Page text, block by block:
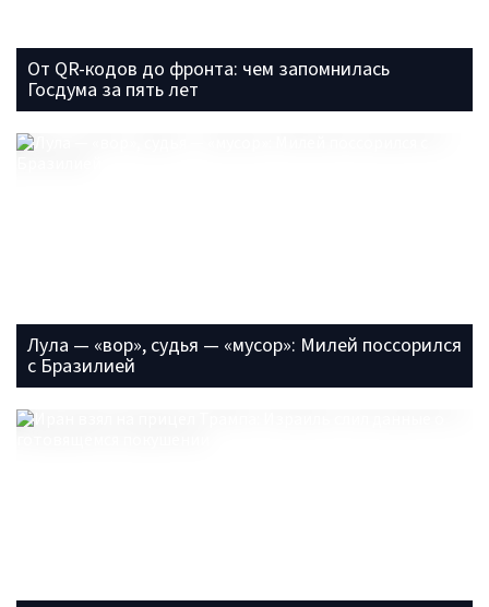
От QR-кодов до фронта: чем запомнилась
Госдума за пять лет
Лула — «вор», судья — «мусор»: Милей поссорился
с Бразилией